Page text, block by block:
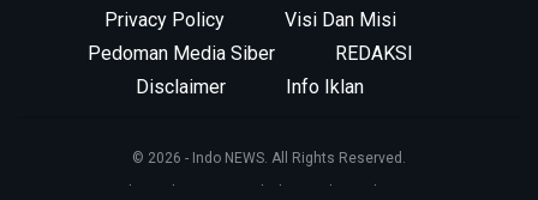
Privacy Policy
Visi Dan Misi
Pedoman Media Siber
REDAKSI
Disclaimer
Info Iklan
© 2026 - Indo NEWS. All Rights Reserved.